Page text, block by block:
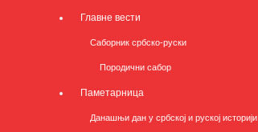
Главне вести
Саборник србско-руски
Породични сабор
Паметарница
Данашњи дан у србској и руској историји